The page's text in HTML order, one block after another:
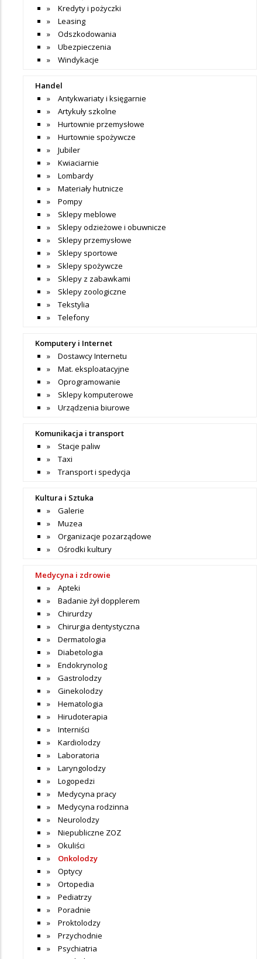
Kredyty i pożyczki
Leasing
Odszkodowania
Ubezpieczenia
Windykacje
Handel
Antykwariaty i księgarnie
Artykuły szkolne
Hurtownie przemysłowe
Hurtownie spożywcze
Jubiler
Kwiaciarnie
Lombardy
Materiały hutnicze
Pompy
Sklepy meblowe
Sklepy odzieżowe i obuwnicze
Sklepy przemysłowe
Sklepy sportowe
Sklepy spożywcze
Sklepy z zabawkami
Sklepy zoologiczne
Tekstylia
Telefony
Komputery i Internet
Dostawcy Internetu
Mat. eksploatacyjne
Oprogramowanie
Sklepy komputerowe
Urządzenia biurowe
Komunikacja i transport
Stacje paliw
Taxi
Transport i spedycja
Kultura i Sztuka
Galerie
Muzea
Organizacje pozarządowe
Ośrodki kultury
Medycyna i zdrowie
Apteki
Badanie żył dopplerem
Chirurdzy
Chirurgia dentystyczna
Dermatologia
Diabetologia
Endokrynolog
Gastrolodzy
Ginekolodzy
Hematologia
Hirudoterapia
Interniści
Kardiolodzy
Laboratoria
Laryngolodzy
Logopedzi
Medycyna pracy
Medycyna rodzinna
Neurolodzy
Niepubliczne ZOZ
Okuliści
Onkolodzy
Optycy
Ortopedia
Pediatrzy
Poradnie
Proktolodzy
Przychodnie
Psychiatria